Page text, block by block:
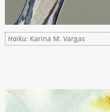
Haiku: Karina M. Vargas